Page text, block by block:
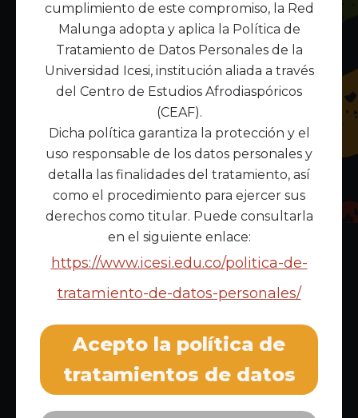
Inscríbete al boletín informativo
cumplimiento de este compromiso, la Red
Malunga adopta y aplica la Política de
Tratamiento de Datos Personales de la
Universidad Icesi, institución aliada a través
del Centro de Estudios Afrodiaspóricos
(CEAF).
Dicha política garantiza la protección y el
uso responsable de los datos personales y
detalla las finalidades del tratamiento, así
como el procedimiento para ejercer sus
derechos como titular. Puede consultarla
en el siguiente enlace:
https://www.icesi.edu.co/politica-de-
tratamiento-de-datos-personales/
Acepto la política de
tratamientos de datos